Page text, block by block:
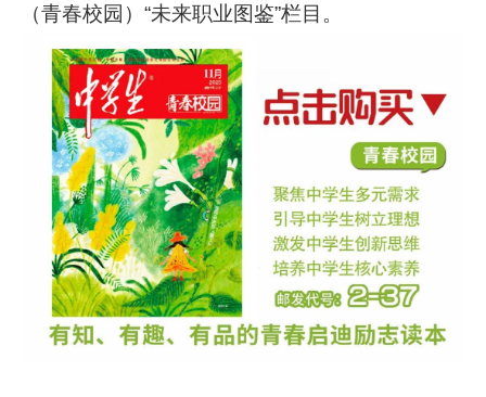
（青春校园）“未来职业图鉴”栏目。